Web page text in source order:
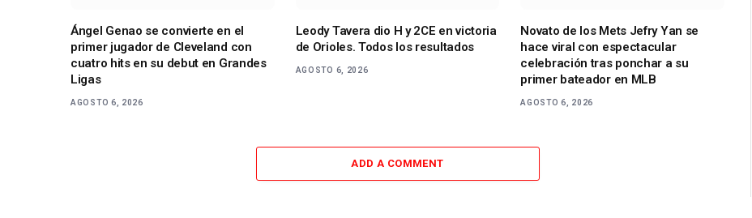
Ángel Genao se convierte en el
primer jugador de Cleveland con
cuatro hits en su debut en Grandes
Ligas
AGOSTO 6, 2026
Leody Tavera dio H y 2CE en victoria
de Orioles. Todos los resultados
AGOSTO 6, 2026
Novato de los Mets Jefry Yan se
hace viral con espectacular
celebración tras ponchar a su
primer bateador en MLB
AGOSTO 6, 2026
ADD A COMMENT